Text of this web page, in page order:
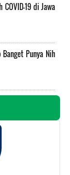
19 di Jawa
Punya Nih